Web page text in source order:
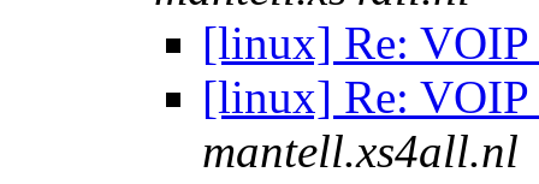
[linux] Re:
[linux] Re:
mantell.xs4all.nl